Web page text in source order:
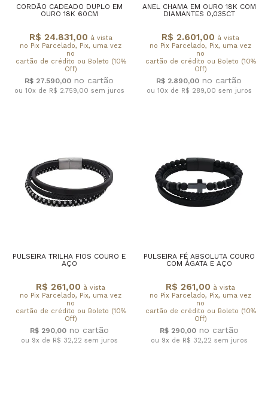
CORDÃO CADEADO DUPLO EM
OURO 18K 60CM
R$ 24.831,00 à vista
no Pix Parcelado, Pix, uma vez
no
cartão de crédito ou Boleto (10%
Off)
R$ 27.590,00
ou 10x de R$ 2.759,00 sem juros
ANEL CHAMA EM OURO 18K COM
DIAMANTES 0,035CT
R$ 2.601,00 à vista
no Pix Parcelado, Pix, uma vez
no
cartão de crédito ou Boleto (10%
Off)
R$ 2.890,00
ou 10x de R$ 289,00 sem juros
PULSEIRA TRILHA FIOS COURO E
AÇO
R$ 261,00 à vista
no Pix Parcelado, Pix, uma vez
no
cartão de crédito ou Boleto (10%
Off)
R$ 290,00
ou 9x de R$ 32,22 sem juros
PULSEIRA FÉ ABSOLUTA COURO
COM ÁGATA E AÇO
R$ 261,00 à vista
no Pix Parcelado, Pix, uma vez
no
cartão de crédito ou Boleto (10%
Off)
R$ 290,00
ou 9x de R$ 32,22 sem juros